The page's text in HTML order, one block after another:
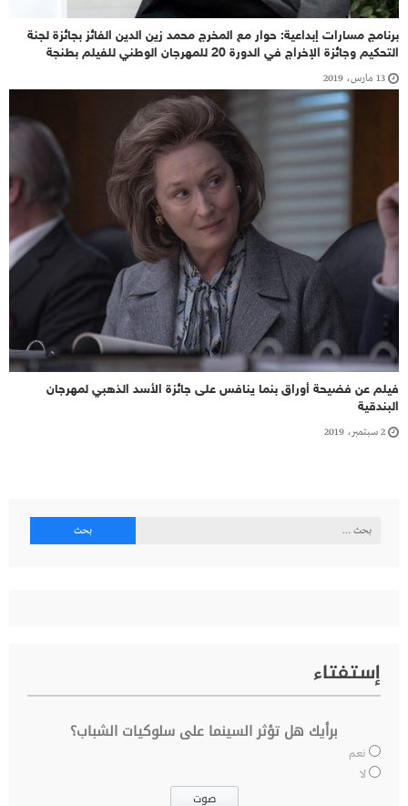
برنامج مسارات إبداعية: حوار مع المخرج محمد زين الدين الفائز بجائزة لجنة
التحكيم وجائزة الإخراج في الدورة 20 للمهرجان الوطني للفيلم بطنجة
13 مارس، 2019
فيلم عن فضيحة أوراق بنما ينافس على جائزة الأسد الذهبي لمهرجان
البندقية
2 سبتمبر، 2019
البحث
إستفتاء
برأيك هل تؤثر السينما على سلوكيات الشباب؟
نعم
لا